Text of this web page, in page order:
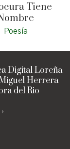
Tiene
Poesía
Digital Loreña
Herrera
del Rio